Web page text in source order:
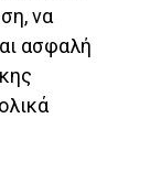
να
ασφαλή